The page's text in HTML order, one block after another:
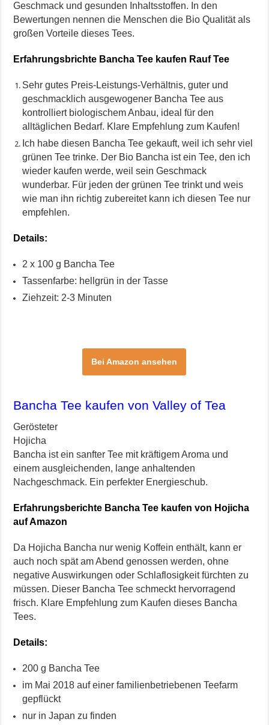
Geschmack und gesunden Inhaltsstoffen. In den
Bewertungen nennen die Menschen die Bio Qualität als
großen Vorteile dieses Tees.
Erfahrungsbrichte Bancha Tee kaufen Rauf Tee
Sehr gutes Preis-Leistungs-Verhältnis, guter und
geschmacklich ausgewogener Bancha Tee aus
kontrolliert biologischem Anbau, ideal für den
alltäglichen Bedarf. Klare Empfehlung zum Kaufen!
Ich habe diesen Bancha Tee gekauft, weil ich sehr viel
grünen Tee trinke. Der Bio Bancha ist ein Tee, den ich
wieder kaufen werde, weil sein Geschmack
wunderbar. Für jeden der grünen Tee trinkt und weis
wie man ihn richtig zubereitet kann ich diesen Tee nur
empfehlen.
Details:
2 x 100 g Bancha Tee
Tassenfarbe: hellgrün in der Tasse
Ziehzeit: 2-3 Minuten
Bei Amazon ansehen
Bancha Tee kaufen von Valley of Tea
Gerösteter
Hojicha
Bancha ist ein sanfter Tee mit kräftigem Aroma und
einem ausgleichenden, lange anhaltenden
Nachgeschmack. Ein perfekter Energieschub.
Erfahrungsberichte Bancha Tee kaufen von Hojicha
auf Amazon
Da Hojicha Bancha nur wenig Koffein enthält, kann er
auch noch spät am Abend genossen werden, ohne
negative Auswirkungen oder Schlaflosigkeit fürchten zu
müssen. Dieser Bancha Tee schmeckt hervorragend
frisch. Klare Empfehlung zum Kaufen dieses Bancha
Tees.
Details:
200 g Bancha Tee
im Mai 2018 auf einer familienbetriebenen Teefarm
gepflückt
nur in Japan zu finden